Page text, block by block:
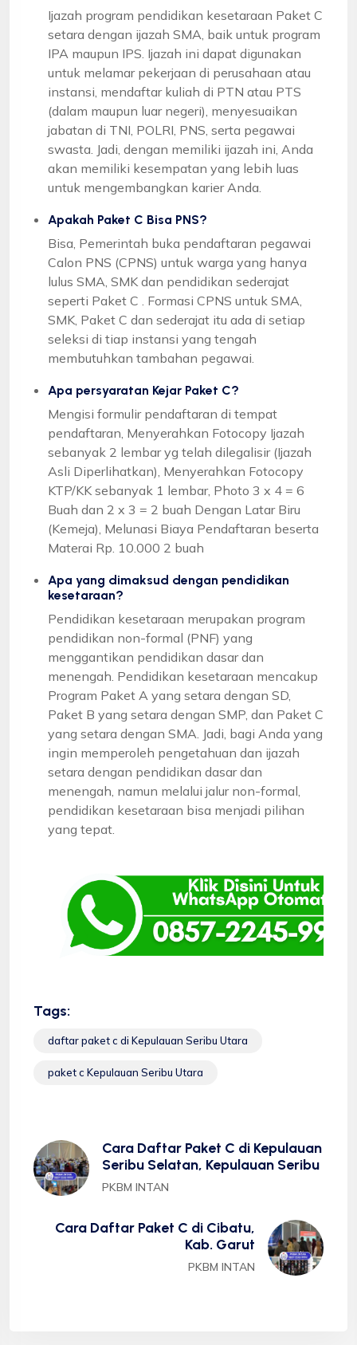
Ijazah program pendidikan kesetaraan Paket C
setara dengan ijazah SMA, baik untuk program
IPA maupun IPS. Ijazah ini dapat digunakan
untuk melamar pekerjaan di perusahaan atau
instansi, mendaftar kuliah di PTN atau PTS
(dalam maupun luar negeri), menyesuaikan
jabatan di TNI, POLRI, PNS, serta pegawai
swasta. Jadi, dengan memiliki ijazah ini, Anda
akan memiliki kesempatan yang lebih luas
untuk mengembangkan karier Anda.
Apakah Paket C Bisa PNS?
Bisa, Pemerintah buka pendaftaran pegawai
Calon PNS (CPNS) untuk warga yang hanya
lulus SMA, SMK dan pendidikan sederajat
seperti Paket C . Formasi CPNS untuk SMA,
SMK, Paket C dan sederajat itu ada di setiap
seleksi di tiap instansi yang tengah
membutuhkan tambahan pegawai.
Apa persyaratan Kejar Paket C?
Mengisi formulir pendaftaran di tempat
pendaftaran, Menyerahkan Fotocopy Ijazah
sebanyak 2 lembar yg telah dilegalisir (Ijazah
Asli Diperlihatkan), Menyerahkan Fotocopy
KTP/KK sebanyak 1 lembar, Photo 3 x 4 = 6
Buah dan 2 x 3 = 2 buah Dengan Latar Biru
(Kemeja), Melunasi Biaya Pendaftaran beserta
Materai Rp. 10.000 2 buah
Apa yang dimaksud dengan pendidikan
kesetaraan?
Pendidikan kesetaraan merupakan program
pendidikan non-formal (PNF) yang
menggantikan pendidikan dasar dan
menengah. Pendidikan kesetaraan mencakup
Program Paket A yang setara dengan SD,
Paket B yang setara dengan SMP, dan Paket C
yang setara dengan SMA. Jadi, bagi Anda yang
ingin memperoleh pengetahuan dan ijazah
setara dengan pendidikan dasar dan
menengah, namun melalui jalur non-formal,
pendidikan kesetaraan bisa menjadi pilihan
yang tepat.
Tags:
daftar paket c di Kepulauan Seribu Utara
paket c Kepulauan Seribu Utara
Cara Daftar Paket C di Kepulauan
Seribu Selatan, Kepulauan Seribu
PKBM INTAN
Cara Daftar Paket C di Cibatu,
Kab. Garut
PKBM INTAN